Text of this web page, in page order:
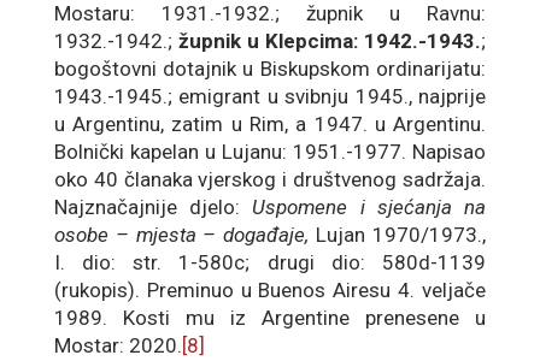
Mostaru: 1931.-1932.; župnik u Ravnu:
1932.-1942.; župnik u Klepcima: 1942.-1943.;
bogoštovni dotajnik u Biskupskom ordinarijatu:
1943.-1945.; emigrant u svibnju 1945., najprije
u Argentinu, zatim u Rim, a 1947. u Argentinu.
Bolnički kapelan u Lujanu: 1951.-1977. Napisao
oko 40 članaka vjerskog i društvenog sadržaja.
Najznačajnije djelo: Uspomene i sjećanja na
osobe – mjesta – događaje, Lujan 1970/1973.,
I. dio: str. 1-580c; drugi dio: 580d-1139
(rukopis). Preminuo u Buenos Airesu 4. veljače
1989. Kosti mu iz Argentine prenesene u
Mostar: 2020. [8]